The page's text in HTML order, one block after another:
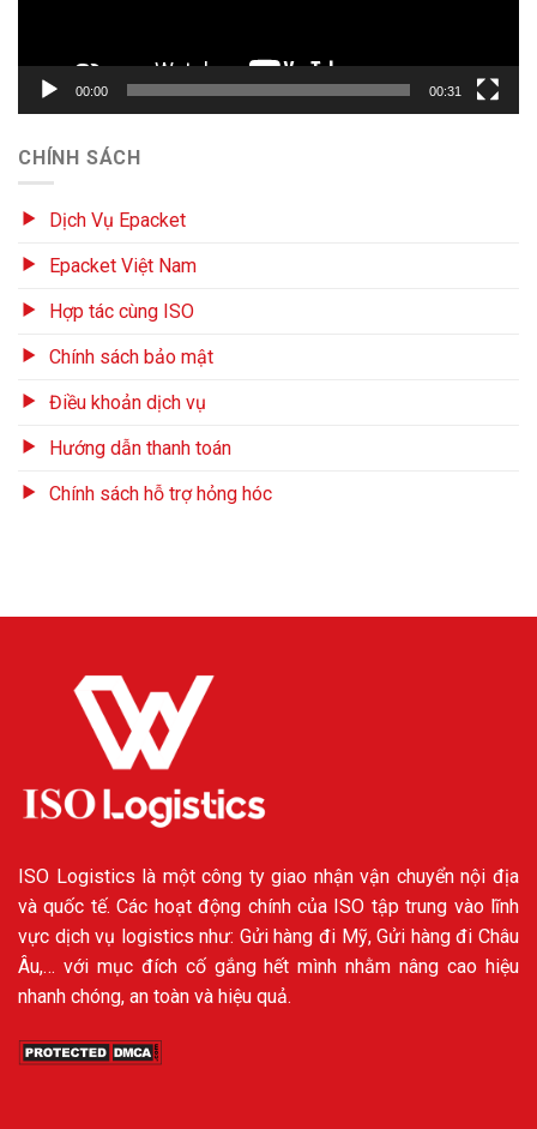
00:00 00:31
CHÍNH SÁCH
Dịch Vụ Epacket
Epacket Việt Nam
Hợp tác cùng ISO
Chính sách bảo mật
Điều khoản dịch vụ
Hướng dẫn thanh toán
Chính sách hỗ trợ hỏng hóc
ISO Logistics là một công ty giao nhận vận chuyển nội địa
và quốc tế. Các hoạt động chính của ISO tập trung vào lĩnh
vực dịch vụ logistics như: Gửi hàng đi Mỹ, Gửi hàng đi Châu
Âu,… với mục đích cố gắng hết mình nhằm nâng cao hiệu
nhanh chóng, an toàn và hiệu quả.